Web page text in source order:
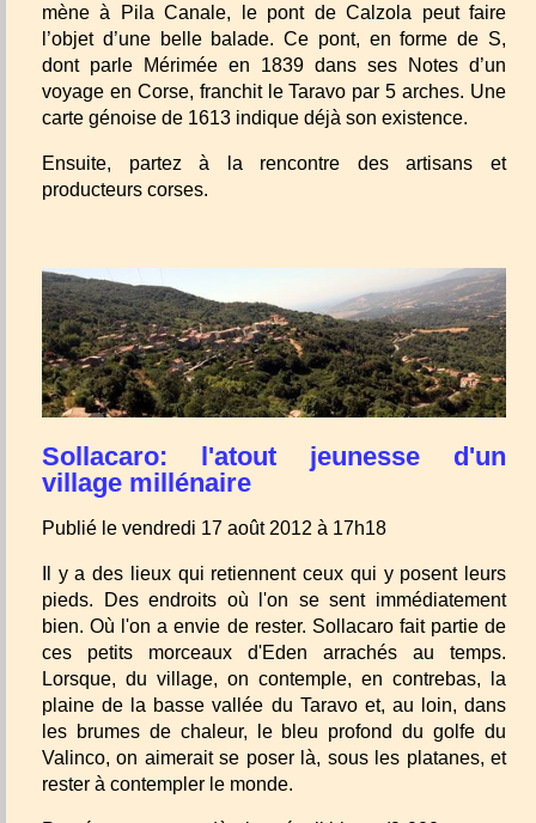
mène à Pila Canale, le pont de Calzola peut faire
l’objet d’une belle balade. Ce pont, en forme de S,
dont parle Mérimée en 1839 dans ses Notes d’un
voyage en Corse, franchit le Taravo par 5 arches. Une
carte génoise de 1613 indique déjà son existence.
Ensuite, partez à la rencontre des artisans et
producteurs corses.
Sollacaro: l'atout jeunesse d'un
village millénaire
Publié le vendredi 17 août 2012 à 17h18
Il y a des lieux qui retiennent ceux qui y posent leurs
pieds. Des endroits où l'on se sent immédiatement
bien. Où l'on a envie de rester. Sollacaro fait partie de
ces petits morceaux d'Eden arrachés au temps.
Lorsque, du village, on contemple, en contrebas, la
plaine de la basse vallée du Taravo et, au loin, dans
les brumes de chaleur, le bleu profond du golfe du
Valinco, on aimerait se poser là, sous les platanes, et
rester à contempler le monde.